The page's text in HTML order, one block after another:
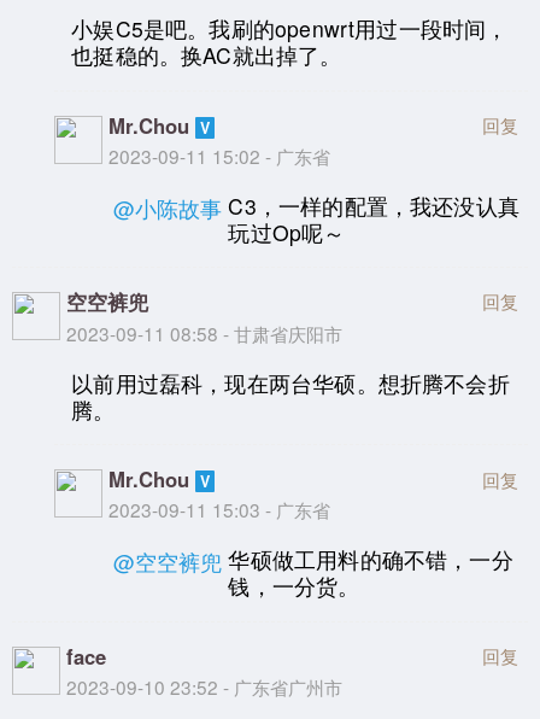
小娱C5是吧。我刷的openwrt用过一段时间，
也挺稳的。换AC就出掉了。
Mr.Chou
2023-09-11 15:02 - 广东省
回复
@小陈故事 C3，一样的配置，我还没认真
玩过Op呢～
空空裤兜
2023-09-11 08:58 - 甘肃省庆阳市
回复
以前用过磊科，现在两台华硕。想折腾不会折
腾。
Mr.Chou
2023-09-11 15:03 - 广东省
回复
@空空裤兜 华硕做工用料的确不错，一分
钱，一分货。
face
2023-09-10 23:52 - 广东省广州市
回复